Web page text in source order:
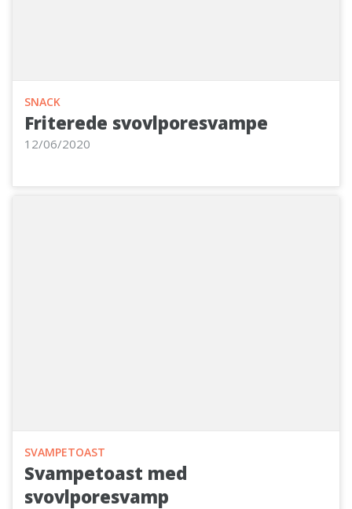
SNACK
Friterede svovlporesvampe
12/06/2020
SVAMPETOAST
Svampetoast med
svovlporesvamp